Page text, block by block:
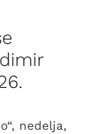
nedelja,